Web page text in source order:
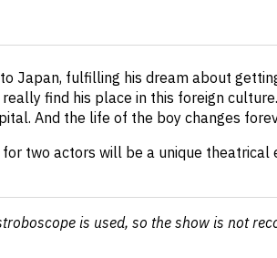
Japan, fulfilling his dream about
really find his place in this foreign
And the life of the boy changes
two actors will be a unique theatrical
is used, so the show is not